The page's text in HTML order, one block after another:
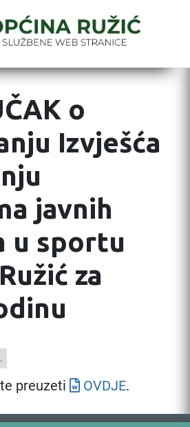
o
Izvješća
javnih
u sportu
za
preuzeti OVDJE.